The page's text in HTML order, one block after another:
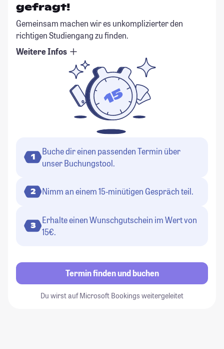
gefragt!
Gemeinsam machen wir es unkomplizierter den
richtigen Studiengang zu finden.
Weitere Infos
1
Buche dir einen passenden Termin über
unser Buchungstool.
2 Nimm an einem 15-minütigen Gespräch teil.
3
Erhalte einen Wunschgutschein im Wert von
15€.
Termin finden und buchen
Du wirst auf Microsoft Bookings weitergeleitet